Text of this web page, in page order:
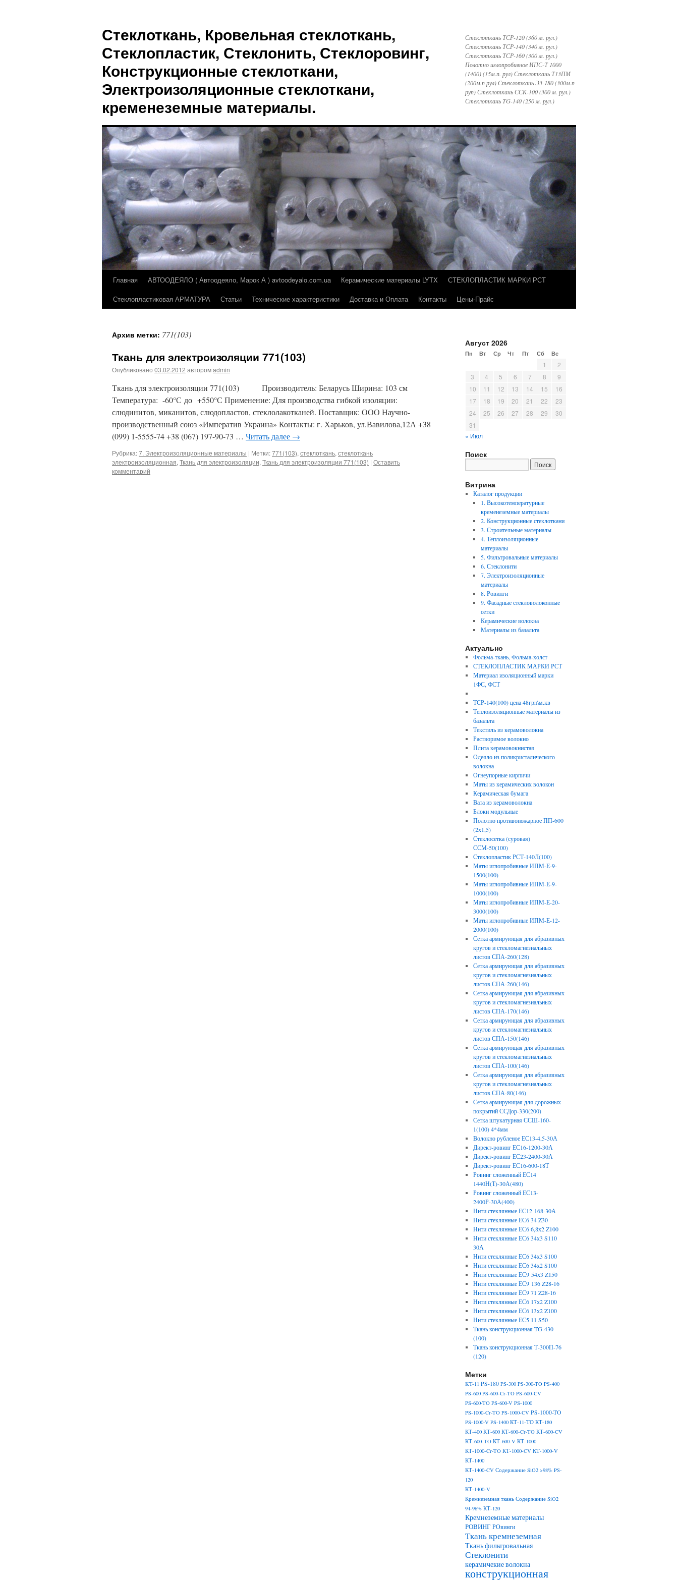
Стеклоткань, Кровельная стеклоткань,
Стеклопластик, Стеклонить, Стеклоровинг,
Конструкционные стеклоткани,
Электроизоляционные стеклоткани,
кременеземные материалы.
Стеклоткань ТСР-120 (360 м. рул.)
Стеклоткань ТСР-140 (340 м. рул.)
Стеклоткань ТСР-160 (300 м. рул.)
Полотно иглопробивное ИПС-Т 1000
(1400) (15м.п. рул) Стеклоткань Т13ПМ
(200м.п рул) Стеклоткань Э3-180 (300м.п
руп) Стеклоткань ССК-100 (300 м. рул.)
Стеклоткань TG-140 (250 м. рул.)
Перейти
Главная АВТООДЕЯЛО ( Автоодеяло, Марок А ) avtoodeyalo.com.ua Керамические материалы LYTX
СТЕКЛОПЛАСТИК МАРКИ РСТ
Стеклопластиковая АРМАТУРА
Статьи Технические характеристики Доставка и Оплата Контакты Цены-Прайс
Архив метки: 771(103)
Ткань для электроизоляции 771(103)
Опубликовано 03.02.2012 авторомadmin
Ткань для электроизоляции 771(103) Производитель: Беларусь Ширина: 103 см
Температура: -60°С до +550°С Применение: Для производства гибкой изоляции:
слюдинитов, миканитов, слюдопластов, стеклолакотканей. Поставщик: ООО Научно-
производственный союз «Императив Украина» Контакты: г. Харьков, ул.Вавилова,12А +38
(099) 1-5555-74 +38 (067) 197-90-73 … Читать далее →
Рубрика:7. Электроизоляционные материалы | Метки:771(103), стеклоткань, стеклоткань
электроизоляционная, Ткань для электроизоляции, Ткань для электроизоляции 771(103) | Оставить
комментарий
Август 2026
Пн Вт Ср Чт Пт Сб Вс
« Июл
1
2
3
4 5 6 7 8
9
10
11 12 13 14 15
16
17
18 19 20 21 22
23
24
25 26 27 28 29
30
31
Поиск
Витрина
Каталог продукции
1. Высокотемпературные
кременеземные материалы
2. Конструкционные стеклоткани
3. Строительные материалы
4. Теплоизоляционные
материалы
5. Фильтровальные материалы
6. Стеклонити
7. Электроизоляционные
материалы
8. Ровинги
9. Фасадные стекловолоконные
сетки
Керамические волокна
Материалы из базальта
Актуально
Фольма-ткань, Фольма-холст
СТЕКЛОПЛАСТИК МАРКИ РСТ
Материал изоляционный марки
1ФС, ФСТ
ТСР-140(100) цена 48грн\м.кв
Теплоизоляционные материалы из
базальта
Текстиль из керамоволокна
Растворимое волокно
Плита керамовокнистая
Одеяло из поликристалического
волокна
Огнеупорные кирпичи
Маты из керамических волокон
Керамическая бумага
Вата из керамоволокна
Блоки модульные
Полотно противопожарное ПП-600
(2х1,5)
Стеклосетка (суровая)
ССМ-50(100)
Стеклопластик РСТ-140Л(100)
Маты иглопробивные ИПМ-Е-9-
1500(100)
Маты иглопробивные ИПМ-Е-9-
1000(100)
Маты иглопробивные ИПМ-Е-20-
3000(100)
Маты иглопробивные ИПМ-Е-12-
2000(100)
Сетка армирующая для абразивных
кругов и стекломагнезиальных
листов СПА-260(128)
Сетка армирующая для абразивных
кругов и стекломагнезиальных
листов СПА-260(146)
Сетка армирующая для абразивных
кругов и стекломагнезиальных
листов СПА-170(146)
Сетка армирующая для абразивных
кругов и стекломагнезиальных
листов СПА-150(146)
Сетка армирующая для абразивных
кругов и стекломагнезиальных
листов СПА-100(146)
Сетка армирующая для абразивных
кругов и стекломагнезиальных
листов СПА-80(146)
Сетка армирующая для дорожных
покрытий ССДор-330(200)
Сетка штукатурная ССШ-160-
1(100) 4*4мм
Волокно рубленое ЕС13-4,5-30А
Директ-ровинг ЕС16-1200-30А
Директ-ровинг ЕС23-2400-30А
Директ-ровинг ЕС16-600-18Т
Ровинг сложенный ЕС14
1440Н(Т)-30А(480)
Ровинг сложенный ЕС13-
2400Р-30А(400)
Нити стеклянные ЕС12 168-30А
Нити стеклянные ЕС6 34 Z30
Нити стеклянные ЕС6 6,8х2 Z100
Нити стеклянные ЕС6 34х3 S110
30А
Нити стеклянные ЕС6 34х3 S100
Нити стеклянные ЕС6 34х2 S100
Нити стеклянные ЕС9 54х3 Z150
Нити стеклянные ЕС9 136 Z28-16
Нити стеклянные ЕС9 71 Z28-16
Нити стеклянные ЕС6 17х2 Z100
Нити стеклянные ЕС6 13х2 Z100
Нити стеклянные ЕС5 11 S50
Ткань конструкционная TG-430
(100)
Ткань конструкционная Т-300П-76
(120)
Метки
KT-11 PS-180 PS-300 PS-300-TO PS-400
PS-600 PS-600-Cr-TO PS-600-CV
PS-600-TO PS-600-V PS-1000
PS-1000-Cr-TO PS-1000-CV PS-1000-TO
PS-1000-V PS-1400 КТ-11-ТО КТ-180
КТ-400 КТ-600 КТ-600-Cr-TO КТ-600-CV
КТ-600-TO КТ-600-V КТ-1000
КТ-1000-Cr-TO КТ-1000-CV КТ-1000-V
КТ-1400
КТ-1400-CV Содержание SiO2 >98% PS-
120
КТ-1400-V
Кремнеземная ткань Содержание SiO2
94-96% КТ-120
Кремнеземные материалы
РОВИНГ РОвинги
Ткань кремнеземная
Ткань фильтровальная
Стеклонити
керамичекие волокна
конструкционная